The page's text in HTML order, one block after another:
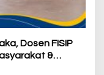
Dosen FISIP
&